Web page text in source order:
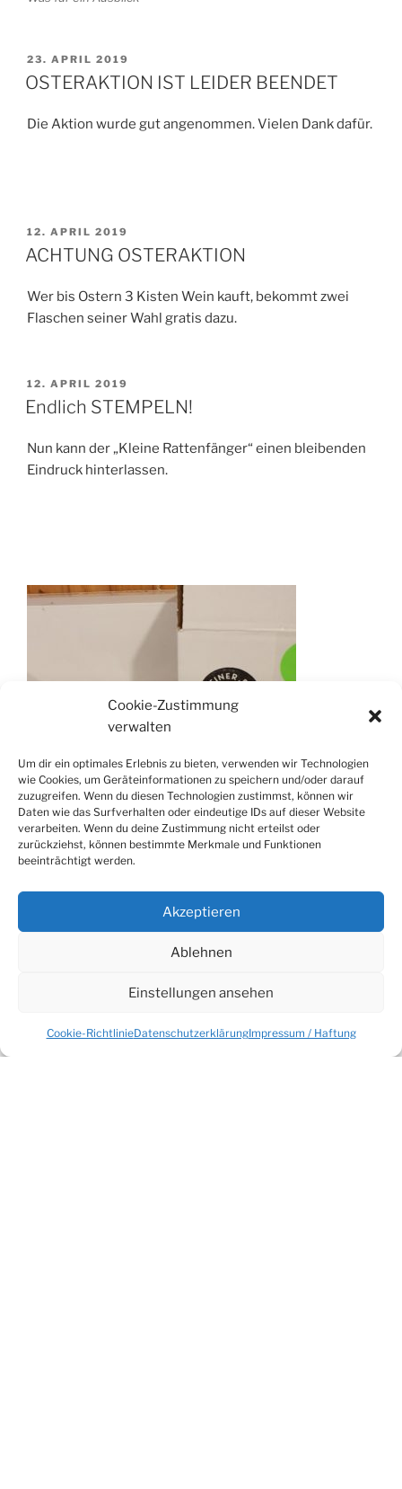
Cookie-Zustimmung
verwalten
Um dir ein optimales Erlebnis zu bieten, verwenden wir Technologien
wie Cookies, um Geräteinformationen zu speichern und/oder darauf
zuzugreifen. Wenn du diesen Technologien zustimmst, können wir
Daten wie das Surfverhalten oder eindeutige IDs auf dieser Website
verarbeiten. Wenn du deine Zustimmung nicht erteilst oder
zurückziehst, können bestimmte Merkmale und Funktionen
beeinträchtigt werden.
Akzeptieren
Ablehnen
Einstellungen ansehen
Cookie-RichtlinieDatenschutzerklärungImpressum / Haftung
VERÖFFENTLICHT
AM
23. APRIL 2019
OSTERAKTION IST LEIDER BEENDET
Die Aktion wurde gut angenommen. Vielen Dank dafür.
VERÖFFENTLICHT
AM
12. APRIL 2019
ACHTUNG OSTERAKTION
Wer bis Ostern 3 Kisten Wein kauft, bekommt zwei
Flaschen seiner Wahl gratis dazu.
VERÖFFENTLICHT
AM
12. APRIL 2019
Endlich STEMPELN!
Nun kann der „Kleine Rattenfänger“ einen bleibenden
Eindruck hinterlassen.
Verkauf startet JETZT!
Nach der positiven Resonanz beim Dämmerschoppen
„Kleine Rattenfänger“ nun an den Markt.
Ab SOFORT 06.04.2019 können die beiden Sorten